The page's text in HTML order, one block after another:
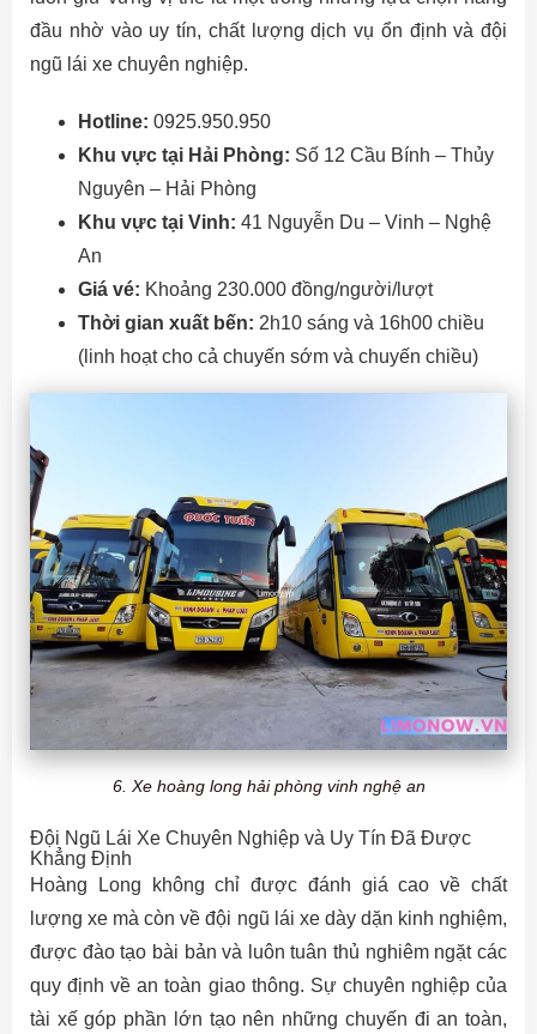
đầu nhờ vào uy tín, chất lượng dịch vụ ổn định và đội
ngũ lái xe chuyên nghiệp.
Hotline: 0925.950.950
Khu vực tại Hải Phòng: Số 12 Cầu Bính – Thủy
Nguyên – Hải Phòng
Khu vực tại Vinh: 41 Nguyễn Du – Vinh – Nghệ
An
Giá vé: Khoảng 230.000 đồng/người/lượt
Thời gian xuất bến: 2h10 sáng và 16h00 chiều
(linh hoạt cho cả chuyến sớm và chuyến chiều)
6. Xe hoàng long hải phòng vinh nghệ an
Đội Ngũ Lái Xe Chuyên Nghiệp và Uy Tín Đã Được
Khẳng Định
Hoàng Long không chỉ được đánh giá cao về chất
lượng xe mà còn về đội ngũ lái xe dày dặn kinh nghiệm,
được đào tạo bài bản và luôn tuân thủ nghiêm ngặt các
quy định về an toàn giao thông. Sự chuyên nghiệp của
tài xế góp phần lớn tạo nên những chuyến đi an toàn,